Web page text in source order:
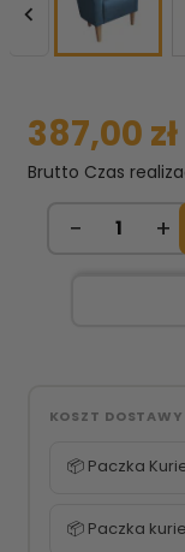

387,00 zł
Brutto Czas
KOSZT DOSTAWY
📦 Paczka
📦 Paczka